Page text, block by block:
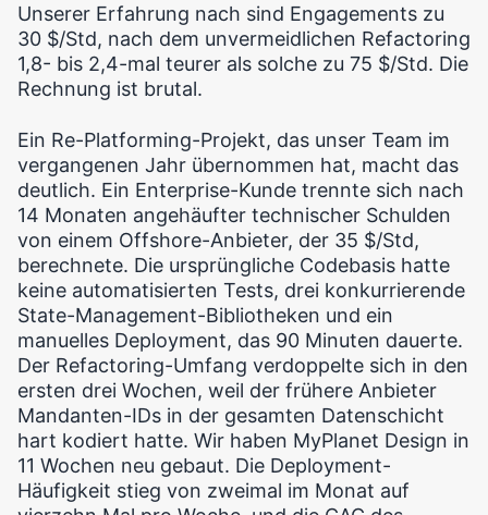
Unserer Erfahrung nach sind Engagements zu
30 $/Std, nach dem unvermeidlichen Refactoring
1,8- bis 2,4-mal teurer als solche zu 75 $/Std. Die
Rechnung ist brutal.
Ein Re-Platforming-Projekt, das unser Team im
vergangenen Jahr übernommen hat, macht das
deutlich. Ein Enterprise-Kunde trennte sich nach
14 Monaten angehäufter technischer Schulden
von einem Offshore-Anbieter, der 35 $/Std,
berechnete. Die ursprüngliche Codebasis hatte
keine automatisierten Tests, drei konkurrierende
State-Management-Bibliotheken und ein
manuelles Deployment, das 90 Minuten dauerte.
Der Refactoring-Umfang verdoppelte sich in den
ersten drei Wochen, weil der frühere Anbieter
Mandanten-IDs in der gesamten Datenschicht
hart kodiert hatte. Wir haben MyPlanet Design in
11 Wochen neu gebaut. Die Deployment-
Häufigkeit stieg von zweimal im Monat auf